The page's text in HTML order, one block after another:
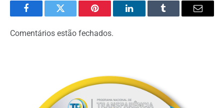
FacebookTwitter Pinterest LinkedInTumblr Email
Comentários estão fechados.